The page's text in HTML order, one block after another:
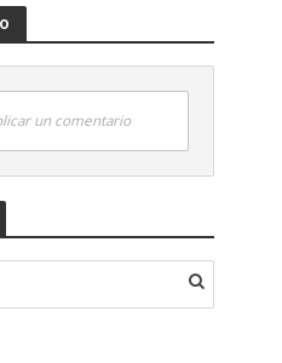
un comentario